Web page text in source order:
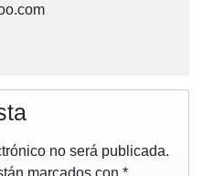
no será publicada.
marcados con *